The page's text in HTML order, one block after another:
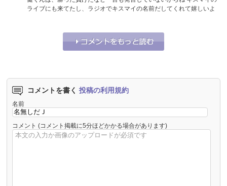
ライブにも来てたし、ラジオでキスマイの名前だしてくれて嬉しいよ
4 うーん… 3
コメントを書く 投稿の利用規約
名前
コメント (コメント掲載に5分ほどかかる場合があります)